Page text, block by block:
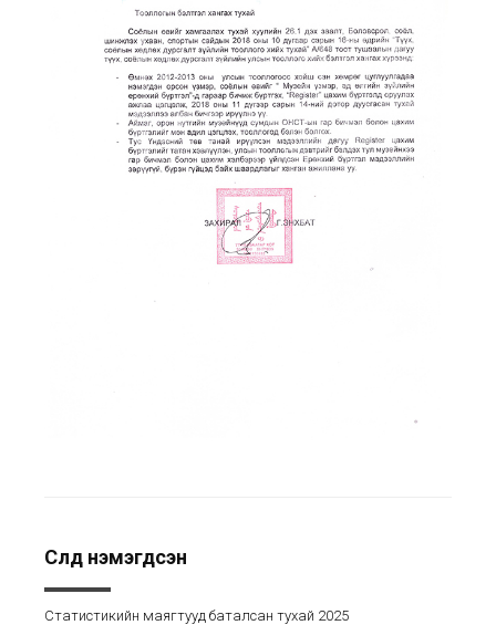
Сүүлд нэмэгдсэн
Статистикийн маягтууд баталсан тухай 2025